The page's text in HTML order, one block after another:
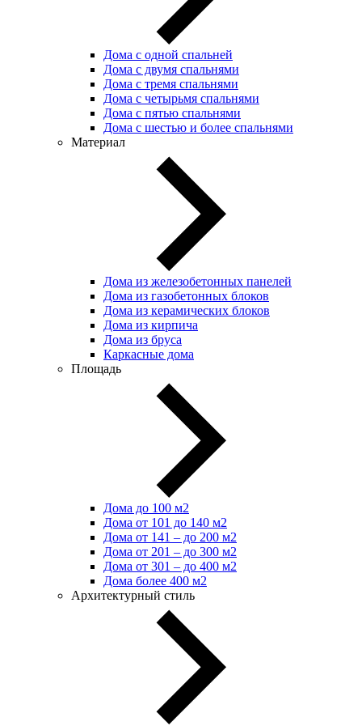
Дома с одной спальней
Дома с двумя спальнями
Дома с тремя спальнями
Дома с четырьмя спальнями
Дома с пятью спальнями
Дома с шестью и более спальнями
Материал
Дома из железобетонных панелей
Дома из газобетонных блоков
Дома из керамических блоков
Дома из кирпича
Дома из бруса
Каркасные дома
Площадь
Дома до 100 м2
Дома от 101 до 140 м2
Дома от 141 – до 200 м2
Дома от 201 – до 300 м2
Дома от 301 – до 400 м2
Дома более 400 м2
Архитектурный стиль